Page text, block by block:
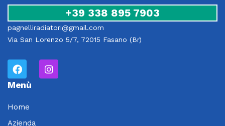
+39 338 895 7903
pagnelliradiatori@gmail.com
Via San Lorenzo 5/7, 72015 Fasano (Br)
Menù
Home
Azienda